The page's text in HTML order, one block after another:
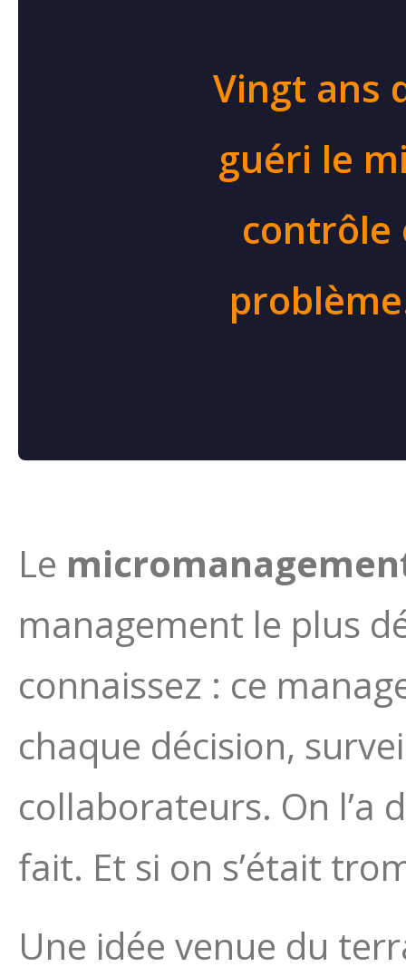
Vingt ans
guéri le
contrôle
Le
management le plus
connaissez : ce
chaque décision,
collaborateurs. On l’a
fait. Et si on s’était
Une idée venue du